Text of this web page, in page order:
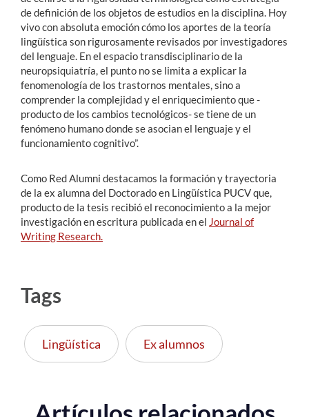
de definición de los objetos de estudios en la disciplina. Hoy
vivo con absoluta emoción cómo los aportes de la teoría
lingüística son rigurosamente revisados por investigadores
del lenguaje. En el espacio transdisciplinario de la
neuropsiquiatría, el punto no se limita a explicar la
fenomenología de los trastornos mentales, sino a
comprender la complejidad y el enriquecimiento que -
producto de los cambios tecnológicos- se tiene de un
fenómeno humano donde se asocian el lenguaje y el
funcionamiento cognitivo”.
Como Red Alumni destacamos la formación y trayectoria
de la ex alumna del Doctorado en Lingüística PUCV que,
producto de la tesis recibió el reconocimiento a la mejor
investigación en escritura publicada en el Journal of
Writing Research.
Tags
Lingüística Ex alumnos